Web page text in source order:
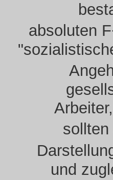
absoluten
und